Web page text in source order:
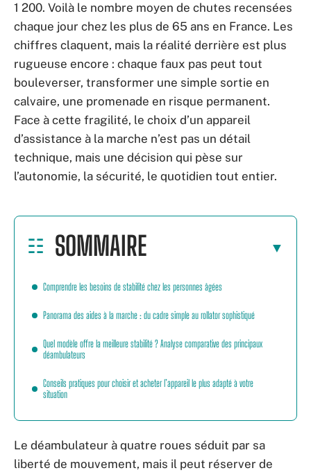
1 200. Voilà le nombre moyen de chutes recensées
chaque jour chez les plus de 65 ans en France. Les
chiffres claquent, mais la réalité derrière est plus
rugueuse encore : chaque faux pas peut tout
bouleverser, transformer une simple sortie en
calvaire, une promenade en risque permanent.
Face à cette fragilité, le choix d’un appareil
d’assistance à la marche n’est pas un détail
technique, mais une décision qui pèse sur
l’autonomie, la sécurité, le quotidien tout entier.
SOMMAIRE
Comprendre les besoins de stabilité chez les personnes âgées
Panorama des aides à la marche : du cadre simple au rollator sophistiqué
Quel modèle offre la meilleure stabilité ? Analyse comparative des principaux
déambulateurs
Conseils pratiques pour choisir et acheter l’appareil le plus adapté à votre
situation
Le déambulateur à quatre roues séduit par sa
liberté de mouvement, mais il peut réserver de